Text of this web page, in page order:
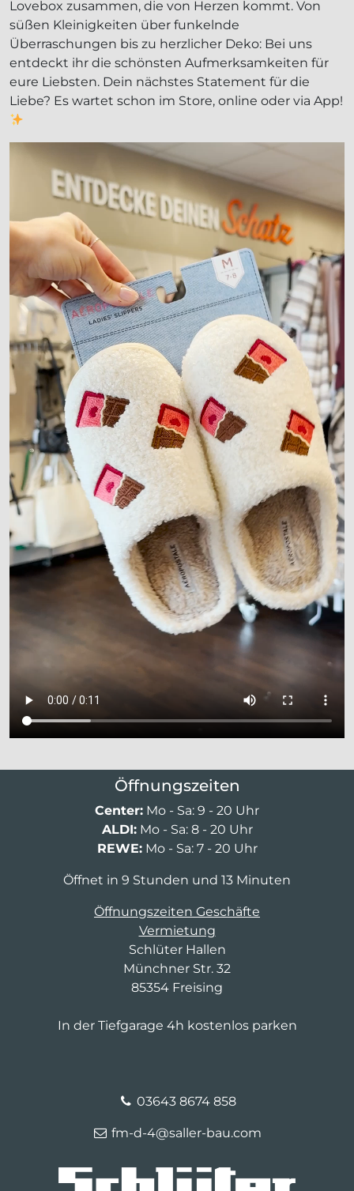
Lovebox zusammen, die von Herzen kommt. Von
süßen Kleinigkeiten über funkelnde
Überraschungen bis zu herzlicher Deko: Bei uns
entdeckt ihr die schönsten Aufmerksamkeiten für
eure Liebsten. Dein nächstes Statement für die
Liebe? Es wartet schon im Store, online oder via App!
Öffnungszeiten
Center: Mo - Sa: 9 - 20 Uhr
ALDI:Mo - Sa: 8 - 20 Uhr
REWE:Mo - Sa: 7 - 20 Uhr
Öffnet in 9 Stunden und 13 Minuten
Öffnungszeiten Geschäfte
Vermietung
Schlüter Hallen
Münchner Str. 32
85354 Freising
In der Tiefgarage 4h kostenlos parken
03643 8674 858
fm-d-4@saller-bau.com